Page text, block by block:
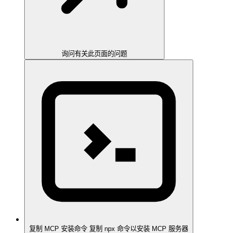
询问有关此页面的问题
复制 MCP 安装命令 复制 npx 命令以安装 MCP 服务器